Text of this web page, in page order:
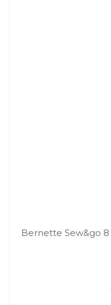
Bernette Sew&go